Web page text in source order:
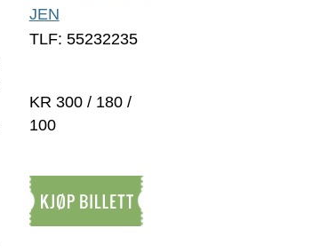
JEN
TLF: 55232235
KR 300 / 180 /
100